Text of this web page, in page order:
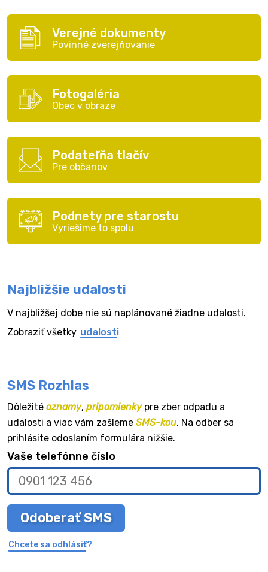
Verejné dokumenty
Povinné zverejňovanie
Fotogaléria
Obec v obraze
Podateľňa tlačív
Pre občanov
Podnety pre starostu
Vyriešime to spolu
Najbližšie udalosti
V najbližšej dobe nie sú naplánované žiadne udalosti.
Zobraziť všetky udalosti
SMS Rozhlas
Dôležité oznamy, pripomienkypre zber odpadu a
udalosti a viac vám zašleme SMS-kou. Na odber sa
prihlásite odoslaním formulára nižšie.
Vaše telefónne číslo
Odoberať SMS
Chcete sa odhlásiť?